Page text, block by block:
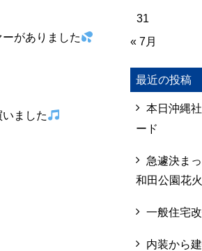
がありました
ました
31
« 7月
最近の投稿
本日沖縄
ード
急遽決ま
和田公園花
一般住宅
内装から